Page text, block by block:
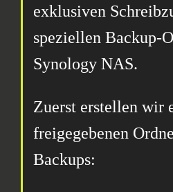
exklusiven
speziellen Backup-
Synology NAS.
Zuerst erstellen wir
freigegebenen
Backups: